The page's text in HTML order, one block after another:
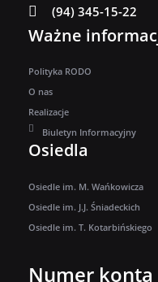
(94) 345-15-22
Ważne
Polityka RODO
O nas
Realizacje
Biuletyn Informacyjny
Osiedla
Osiedle im. M. Wańkowicza
Osiedle im. J.J. Śniadeckich
Osiedle im. T. Kotarbińskiego
Numer